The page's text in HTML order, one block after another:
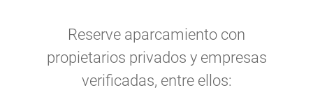
Reserve aparcamiento con
propietarios privados y empresas
verificadas, entre ellos: